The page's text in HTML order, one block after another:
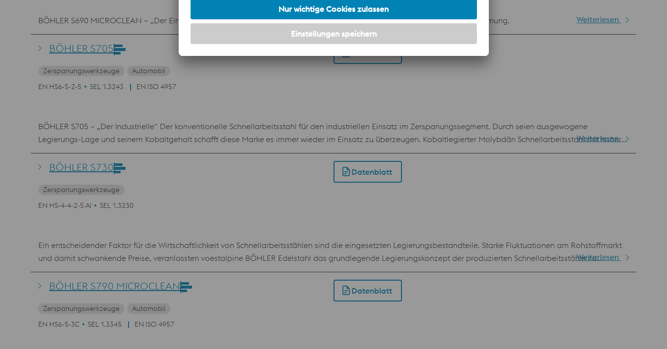
BÖHLER S690 MICROCLEAN – „Der Einfache“ Der zähe Schnellarbeitsstahl für die anspruchsvolle Zerspanung und Kaltumformung. Weiterlesen
BÖHLER S705
Zerspanungswerkzeuge
Automobil
EN HS6-5-2-5
SEL 1.3243 EN ISO 4957
BÖHLER S705 – „Der Industrielle“ Der konventionelle Schnellarbeitsstahl für den industriellen Einsatz im Zerspanungssegment. Durch seien ausgewogene
Legierungs-Lage und seinem Kobaltgehalt schafft diese Marke es immer wieder im Einsatz zu überzeugen. Kobaltlegierter Molybdän Schnellarbeitsstahl mit hoher
Härte, vorzüglichen Schneideigenschaften, höchster Druckbelastbarkeit, hoher Warmhärte und guter Zähigkeit.
Weiterlesen
BÖHLER S730 Datenblatt
Zerspanungswerkzeuge
EN HS-4-4-2-5 Al
SEL 1.3230
Ein entscheidender Faktor für die Wirtschaftlichkeit von Schnellarbeitsstählen sind die eingesetzten Legierungsbestandteile. Starke Fluktuationen am Rohstoffmarkt
und damit schwankende Preise, veranlassten voestalpine BÖHLER Edelstahl das grundlegende Legierungskonzept der produzierten Schnellarbeitsstähle zu
überdenken. Das Resultat zeigt sich in der patentierten Werkstofflösung BÖHLER S730, welche eine wirtschaftliche Alternative zu der allgemein gültigen
Standardmarke 1.3243 bzw. M35 (BÖHLER S705) darstellt. Leistungstechnisch ist der BÖHLER S730 dem Standard 1.3243 jedoch ebenbürtig.
Weiterlesen
BÖHLER S790 MICROCLEAN Datenblatt
Zerspanungswerkzeuge
Automobil
EN HS6-5-3C
SEL 1.3345 EN ISO 4957